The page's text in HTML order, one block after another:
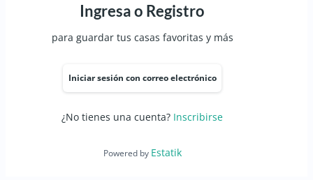
Ingresa o Registro
para guardar tus casas favoritas y más
Iniciar sesión con correo electrónico
¿No tienes una cuenta? Inscribirse
Powered by Estatik